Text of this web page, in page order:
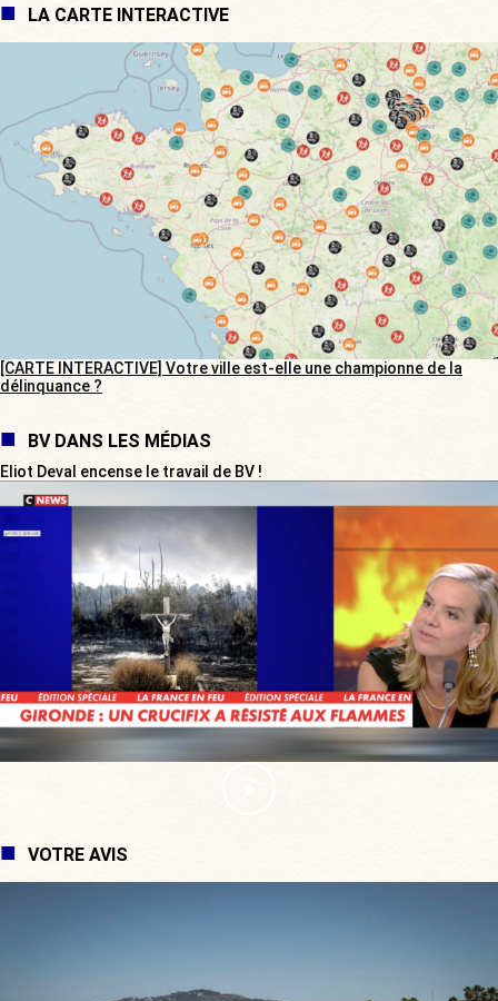
LA CARTE INTERACTIVE
[CARTE INTERACTIVE] Votre ville est-elle une championne de la
délinquance ?
BV DANS LES MÉDIAS
Eliot Deval encense le travail de BV !
VOTRE AVIS